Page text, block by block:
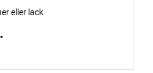
eller lack